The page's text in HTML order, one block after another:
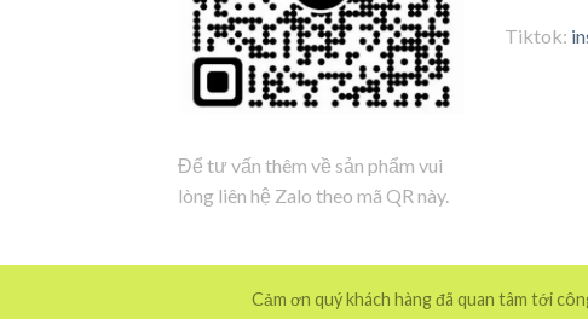
Để tư vấn thêm về sản phẩm vui
lòng liên hệ Zalo theo mã QR này.
Tiktok:
Cảm ơn quý khách hàng đã quan tâm tới